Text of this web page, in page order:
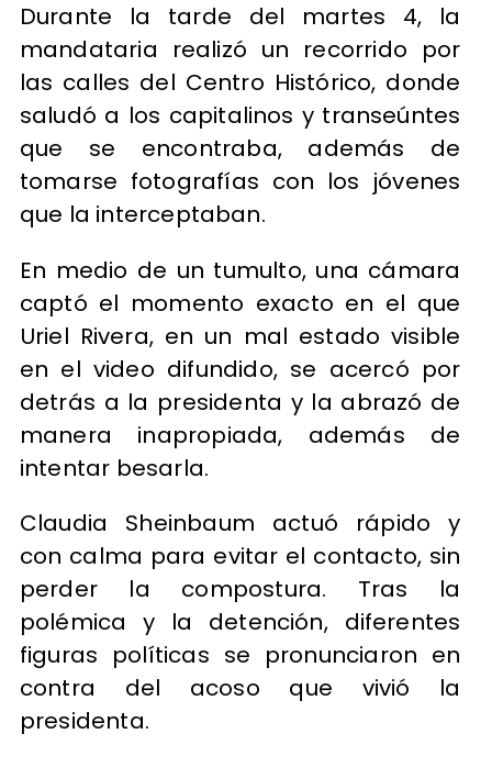
Durante la tarde del martes 4, la
mandataria realizó un recorrido por
las calles del Centro Histórico, donde
saludó a los capitalinos y transeúntes
que se encontraba, además de
tomarse fotografías con los jóvenes
que la interceptaban.
En medio de un tumulto, una cámara
captó el momento exacto en el que
Uriel Rivera, en un mal estado visible
en el video difundido, se acercó por
detrás a la presidenta y la abrazó de
manera inapropiada, además de
intentar besarla.
Claudia Sheinbaum actuó rápido y
con calma para evitar el contacto, sin
perder la compostura. Tras la
polémica y la detención, diferentes
figuras políticas se pronunciaron en
contra del acoso que vivió la
presidenta.